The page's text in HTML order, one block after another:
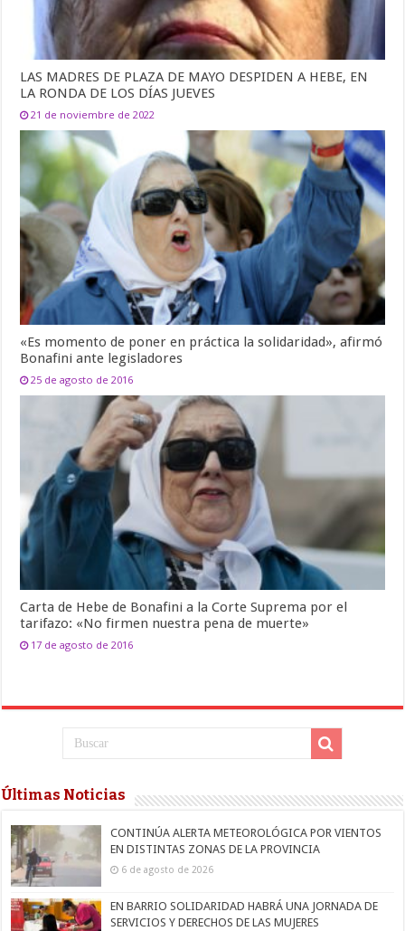
LAS MADRES DE PLAZA DE MAYO DESPIDEN A HEBE, EN
LA RONDA DE LOS DÍAS JUEVES
21 de noviembre de 2022
«Es momento de poner en práctica la solidaridad», afirmó
Bonafini ante legisladores
25 de agosto de 2016
Carta de Hebe de Bonafini a la Corte Suprema por el
tarifazo: «No firmen nuestra pena de muerte»
17 de agosto de 2016
Últimas Noticias
CONTINÚA ALERTA METEOROLÓGICA POR VIENTOS
EN DISTINTAS ZONAS DE LA PROVINCIA
6 de agosto de 2026
EN BARRIO SOLIDARIDAD HABRÁ UNA JORNADA DE
SERVICIOS Y DERECHOS DE LAS MUJERES